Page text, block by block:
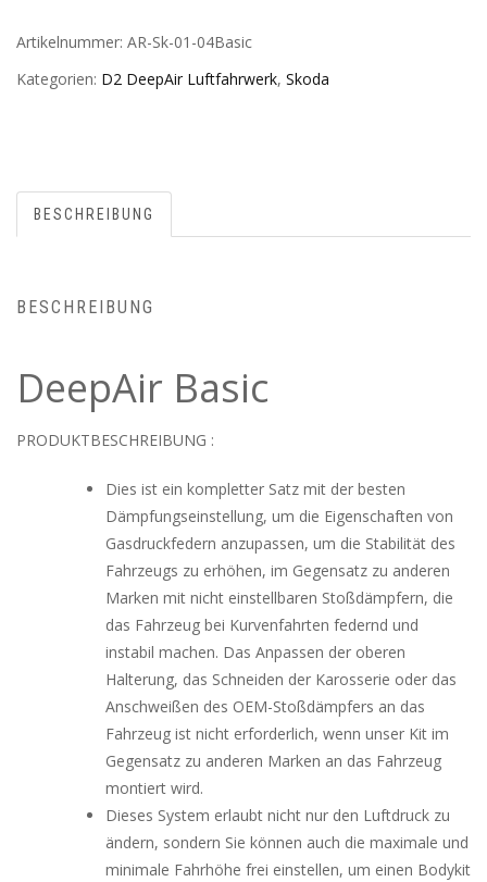
Artikelnummer: AR-Sk-01-04Basic
Kategorien: D2 DeepAir Luftfahrwerk, Skoda
BESCHREIBUNG
BESCHREIBUNG
DeepAir Basic
PRODUKTBESCHREIBUNG :
Dies ist ein kompletter Satz mit der besten
Dämpfungseinstellung, um die Eigenschaften von
Gasdruckfedern anzupassen, um die Stabilität des
Fahrzeugs zu erhöhen, im Gegensatz zu anderen
Marken mit nicht einstellbaren Stoßdämpfern, die
das Fahrzeug bei Kurvenfahrten federnd und
instabil machen. Das Anpassen der oberen
Halterung, das Schneiden der Karosserie oder das
Anschweißen des OEM-Stoßdämpfers an das
Fahrzeug ist nicht erforderlich, wenn unser Kit im
Gegensatz zu anderen Marken an das Fahrzeug
montiert wird.
Dieses System erlaubt nicht nur den Luftdruck zu
ändern, sondern Sie können auch die maximale und
minimale Fahrhöhe frei einstellen, um einen Bodykit